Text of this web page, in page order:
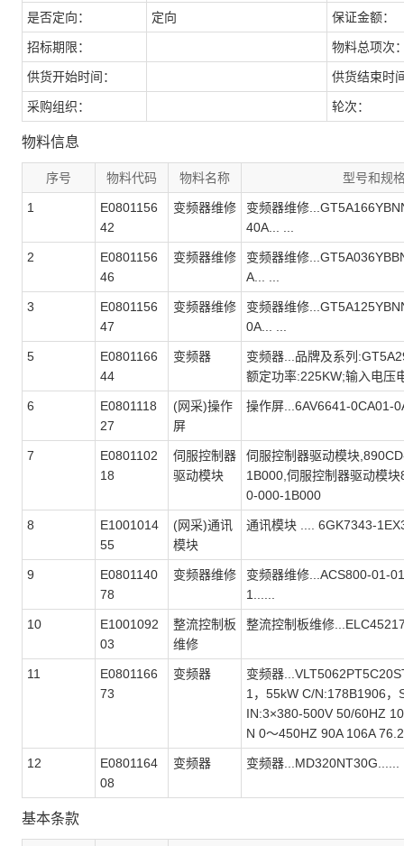
是否定向： 定向 保证金额：
招标期限： 物料总项次
供货开始时间： 供货结束时
采购组织： 轮次：
物料信息
序号 物料代码 物料名称 型号和规
1
E0801156
42
变频器维修
变频器维修
40A... ...
2
E0801156
46
变频器维修
变频器维修
A... ...
3
E0801156
47
变频器维修
变频器维修
0A... ...
5
E0801166
44
变频器
变频器...品牌及系列
额定功率:225KW;输入电压
6
E0801118
27
(网采)操作
屏
操作屏...6AV6641-0CA01-
7
E0801102
18
伺服控制器
驱动模块
伺服控制器驱动模块
1B000,伺服控制器驱动模
0-000-1B000
8
E1001014
55
(网采)通讯
模块
通讯模块 .... 6GK7343-
9
E0801140
78
变频器维修
变频器维修...ACS800-01-
1......
10
E1001092
03
整流控制板
维修
整流控制板维修
11
E0801166
73
变频器
变频器
1，55kW C/N:178B1906，
IN:3×380-500V 50/60HZ
N 0～450HZ 90A 106A
12
E0801164
08
变频器 变频器...MD320NT30G......
基本条款